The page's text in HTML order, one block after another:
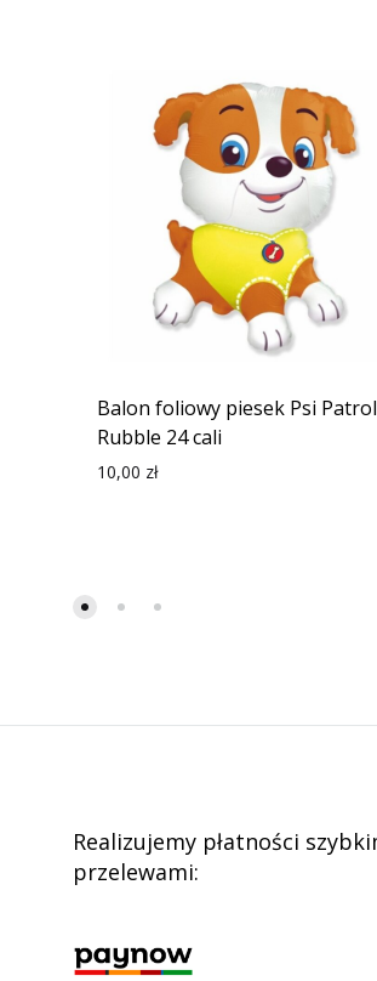
Balon foliowy piesek Psi Patrol
Rubble 24 cali
10,00 zł
Realizujemy płatności
przelewami: